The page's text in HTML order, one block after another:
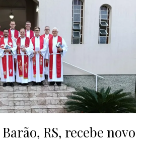
RS, recebe novo